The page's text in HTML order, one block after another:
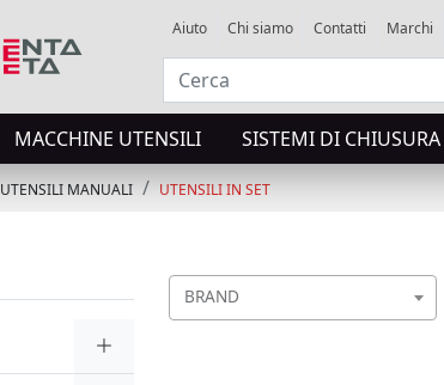
Aiuto Chi siamo Contatti Marchi
MACCHINE UTENSILI SISTEMI DI CHIUSURA
UTENSILI MANUALI UTENSILI IN SET
BRAND